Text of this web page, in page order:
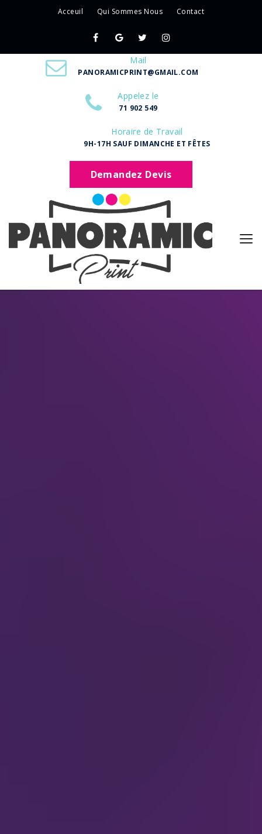
Acceuil Qui Sommes Nous Contact
Mail
PANORAMICPRINT@GMAIL.COM
Appelez le
71 902 549
Horaire de Travail
9H-17H SAUF DIMANCHE ET FÊTES
Demandez Devis